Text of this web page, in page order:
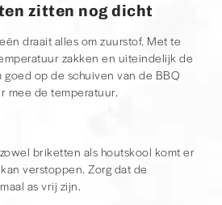
zitten nog dicht
draait alles om zuurstof. Met te
zakken en uiteindelijk de
goed op de schuiven van de BBQ
mee de temperatuur.
briketten als houtskool komt er
verstoppen. Zorg dat de
as vrij zijn.